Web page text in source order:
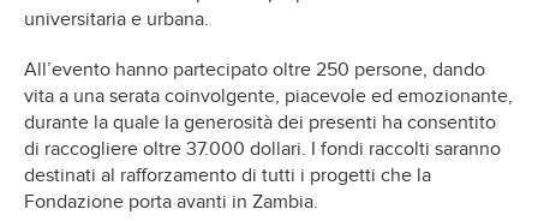
universitaria e urbana.
All’evento hanno partecipato oltre 250 persone, dando
vita a una serata coinvolgente, piacevole ed emozionante,
durante la quale la generosità dei presenti ha consentito
di raccogliere oltre 37.000 dollari. I fondi raccolti saranno
destinati al rafforzamento di tutti i progetti che la
Fondazione porta avanti in Zambia.